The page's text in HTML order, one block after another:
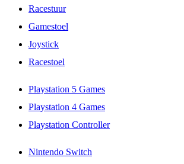
Racestuur
Gamestoel
Joystick
Racestoel
Playstation 5 Games
Playstation 4 Games
Playstation Controller
Nintendo Switch